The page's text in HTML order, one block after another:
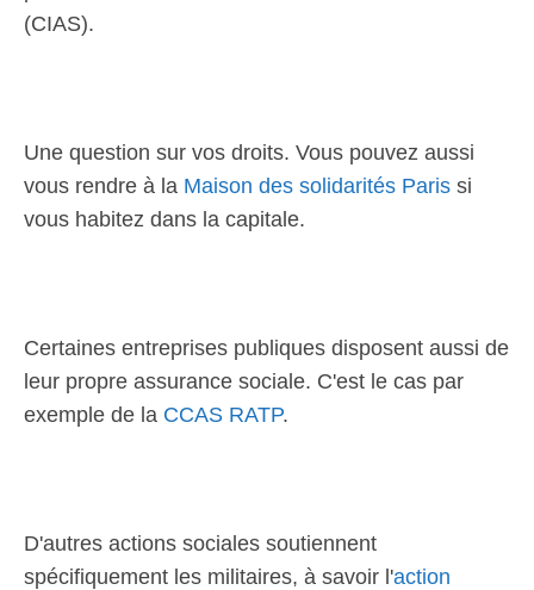
(CIAS).
Une question sur vos droits. Vous pouvez aussi
vous rendre à la Maison des solidarités Paris si
vous habitez dans la capitale.
Certaines entreprises publiques disposent aussi de
leur propre assurance sociale. C'est le cas par
exemple de la CCAS RATP.
D'autres actions sociales soutiennent
spécifiquement les militaires, à savoir l'action